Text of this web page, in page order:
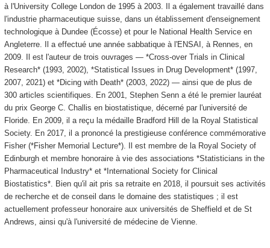
à l'University College London de 1995 à 2003. Il a également travaillé dans
l'industrie pharmaceutique suisse, dans un établissement d'enseignement
technologique à Dundee (Écosse) et pour le National Health Service en
Angleterre. Il a effectué une année sabbatique à l'ENSAI, à Rennes, en
2009. Il est l'auteur de trois ouvrages — *Cross-over Trials in Clinical
Research* (1993, 2002), *Statistical Issues in Drug Development* (1997,
2007, 2021) et *Dicing with Death* (2003, 2022) — ainsi que de plus de
300 articles scientifiques. En 2001, Stephen Senn a été le premier lauréat
du prix George C. Challis en biostatistique, décerné par l'université de
Floride. En 2009, il a reçu la médaille Bradford Hill de la Royal Statistical
Society. En 2017, il a prononcé la prestigieuse conférence commémorative
Fisher (*Fisher Memorial Lecture*). Il est membre de la Royal Society of
Edinburgh et membre honoraire à vie des associations *Statisticians in the
Pharmaceutical Industry* et *International Society for Clinical
Biostatistics*. Bien qu'il ait pris sa retraite en 2018, il poursuit ses activités
de recherche et de conseil dans le domaine des statistiques ; il est
actuellement professeur honoraire aux universités de Sheffield et de St
Andrews, ainsi qu'à l'université de médecine de Vienne.